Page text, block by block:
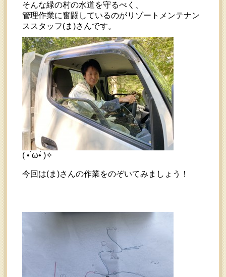
そんな緑の村の水道を守るべく、
管理作業に奮闘しているのがリゾートメンテナン
ススタッフ(ま)さんです。
( • ̀ω•́ )✧
今回は(ま)さんの作業をのぞいてみましょう！